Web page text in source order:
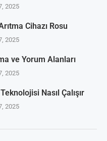
2025
Cihazı Rosu
2025
ve Yorum Alanları
2025
Nasıl Çalışır
2025